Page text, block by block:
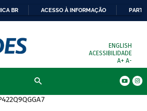
BR ACESSO À INFORMAÇÃO
ENGLISH
ACESSIBILIDADE
A+ A-